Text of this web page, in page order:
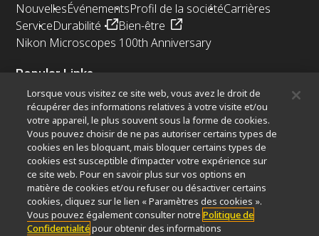
NouvellesÉvénementsProfil de la sociétéCarrières
ServiceDurabilité
Bien-être
Nikon Microscopes 100th Anniversary
Popular Links
Dernières nouvelles et actualitésSélecteur d’objectifs
Resolution CalculatorPubScopeOEM
Nikon Small World
MicroscopyU
Autres Produits Nikon
Produits d'imagerie
Microscopie industrielle et métrologie
Systèmes de lithographie à semi-conducteurs
Lorsque vous visitez ce site web, vous avez le droit de
récupérer des informations relatives à votre visite et/ou
votre appareil, le plus souvent sous la forme de cookies.
Vous pouvez choisir de ne pas autoriser certains types de
cookies en les bloquant, mais bloquer certains types de
cookies est susceptible d’impacter votre expérience sur
ce site web. Pour en savoir plus sur vos options en
matière de cookies et/ou refuser ou désactiver certains
cookies, cliquez sur le lien « Paramètres des cookies ».
Vous pouvez également consulter notrePolitique de
Confidentialitépour obtenir des informations